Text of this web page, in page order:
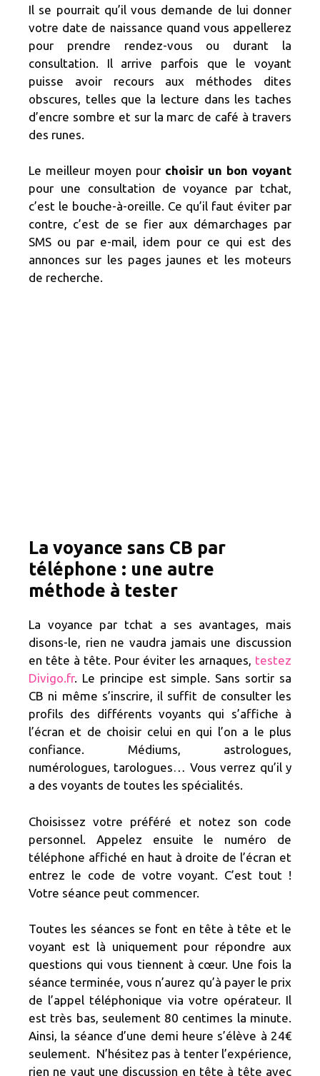
Il se pourrait qu’il vous demande de lui donner
votre date de naissance quand vous appellerez
pour prendre rendez-vous ou durant la
consultation. Il arrive parfois que le voyant
puisse avoir recours aux méthodes dites
obscures, telles que la lecture dans les taches
d’encre sombre et sur la marc de café à travers
des runes.
Le meilleur moyen pour choisir un bon voyant
pour une consultation de voyance par tchat,
c’est le bouche-à-oreille. Ce qu’il faut éviter par
contre, c’est de se fier aux démarchages par
SMS ou par e-mail, idem pour ce qui est des
annonces sur les pages jaunes et les moteurs
de recherche.
La voyance sans CB par
téléphone : une autre
méthode à tester
La voyance par tchat a ses avantages, mais
disons-le, rien ne vaudra jamais une discussion
en tête à tête. Pour éviter les arnaques, testez
Divigo.fr. Le principe est simple. Sans sortir sa
CB ni même s’inscrire, il suffit de consulter les
profils des différents voyants qui s’affiche à
l’écran et de choisir celui en qui l’on a le plus
confiance. Médiums, astrologues,
numérologues, tarologues… Vous verrez qu’il y
a des voyants de toutes les spécialités.
Choisissez votre préféré et notez son code
personnel. Appelez ensuite le numéro de
téléphone affiché en haut à droite de l’écran et
entrez le code de votre voyant. C’est tout !
Votre séance peut commencer.
Toutes les séances se font en tête à tête et le
voyant est là uniquement pour répondre aux
questions qui vous tiennent à cœur. Une fois la
séance terminée, vous n’aurez qu’à payer le prix
de l’appel téléphonique via votre opérateur. Il
est très bas, seulement 80 centimes la minute.
Ainsi, la séance d’une demi heure s’élève à 24€
seulement. N’hésitez pas à tenter l’expérience,
rien ne vaut une discussion en tête à tête avec